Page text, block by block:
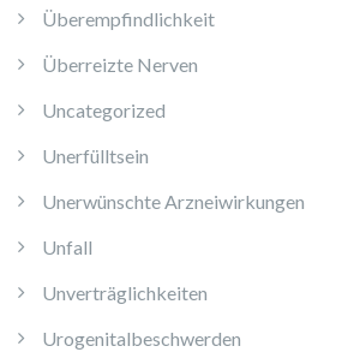
Überempfindlichkeit
Überreizte Nerven
Uncategorized
Unerfülltsein
Unerwünschte Arzneiwirkungen
Unfall
Unverträglichkeiten
Urogenitalbeschwerden